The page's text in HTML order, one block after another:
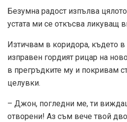
Безумна радост изпълва
устата ми се откъсва ликуващ
Изтичвам в коридора, където в
изправен гордият рицар на
в прегръдките му и покривам
целувки.
– Джон, погледни ме, ти
отворени! Аз съм вече твой